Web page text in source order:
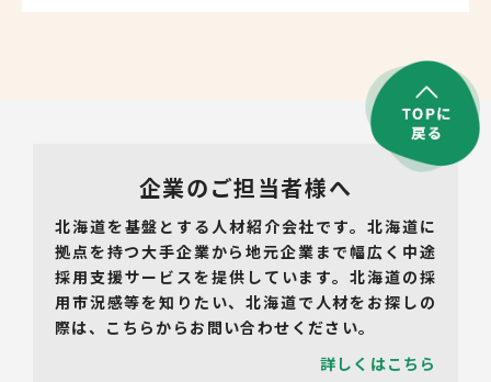
企業のご担当者様へ
北海道を基盤とする人材紹介会社です。北海道に
拠点を持つ大手企業から地元企業まで幅広く中途
採用支援サービスを提供しています。北海道の採
用市況感等を知りたい、北海道で人材をお探しの
際は、こちらからお問い合わせください。
詳しくはこちら